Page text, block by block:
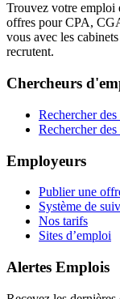
Trouvez votre emploi
offres pour CPA,
vous avec les
recrutent.
Chercheurs
Rechercher
Rechercher
Employeurs
Publier une
Système de
Nos tarifs
Sites d’emploi
Alertes Emplois